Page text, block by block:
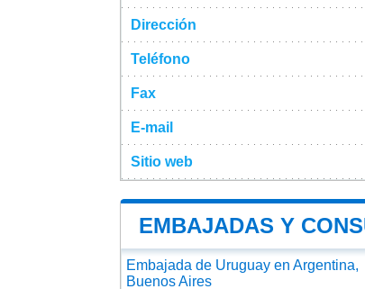
Dirección
Teléfono
Fax
E-mail
Sitio web
EMBAJADAS Y
Embajada de Uruguay en Argentina,
Buenos Aires